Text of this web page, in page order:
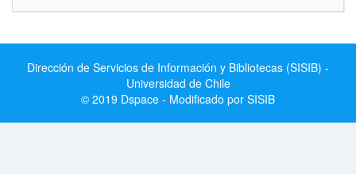
Dirección de Servicios de Información y Bibliotecas (SISIB) -
Universidad de Chile
© 2019 Dspace - Modificado por SISIB